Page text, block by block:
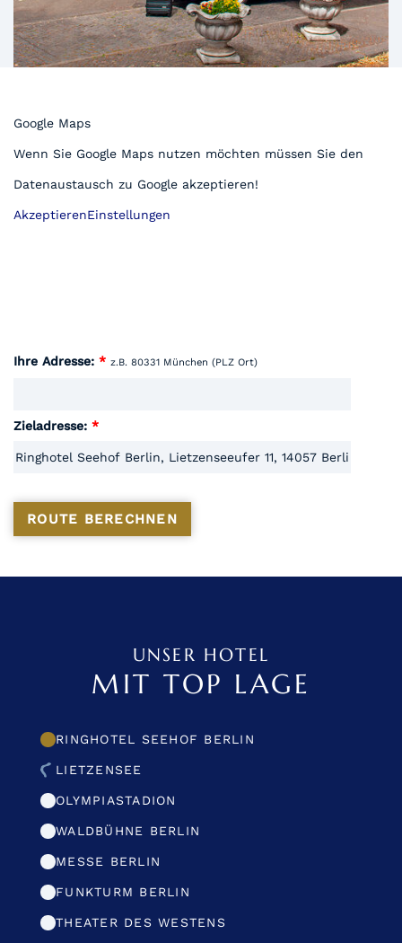
Google Maps
Wenn Sie Google Maps nutzen möchten müssen Sie den
Datenaustausch zu Google akzeptieren!
AkzeptierenEinstellungen
Ihre Adresse: * z.B. 80331 München (PLZ Ort)
Zieladresse: *
UNSER HOTEL
MIT TOP LAGE
RINGHOTEL SEEHOF BERLIN
LIETZENSEE
OLYMPIASTADION
WALDBÜHNE BERLIN
MESSE BERLIN
FUNKTURM BERLIN
THEATER DES WESTENS